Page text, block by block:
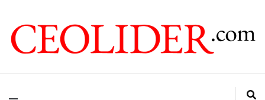
CEOLIDER.COM